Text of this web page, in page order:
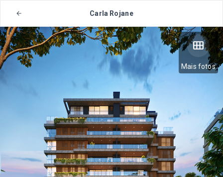
Carla Rojane
Mais fotos